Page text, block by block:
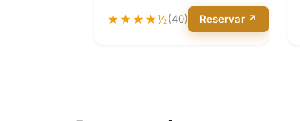
★★★★½(40) Reservar ↗